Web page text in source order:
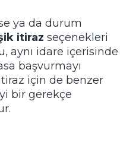
ya da durum
itiraz seçenekleri
aynı idare içerisinde
başvurmayı
için de benzer
bir gerekçe